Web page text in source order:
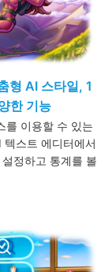
형 AI 스타일, 1
한 기능
를 이용할 수 있는
스트 에디터에서
정하고 통계를 볼